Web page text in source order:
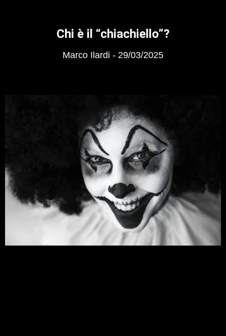
Chi è il “chiachiello”?
Marco Ilardi 29/03/2025